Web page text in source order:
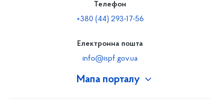
Мапа порталу
Телефон
+380 (44) 293-17-56
Електронна пошта
info@ispf.gov.ua